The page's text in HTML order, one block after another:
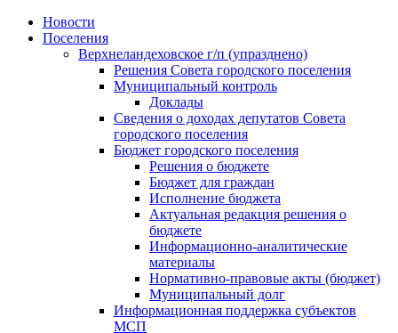
Skip
Новости
Поселения
Верхнеландеховское г/п (упразднено)
Решения Совета городского поселения
Муниципальный контроль
Доклады
Сведения о доходах депутатов Совета
городского поселения
Бюджет городского поселения
Решения о бюджете
Бюджет для граждан
Исполнение бюджета
Актуальная редакция решения о
бюджете
Информационно-аналитические
материалы
Нормативно-правовые акты (бюджет)
Муниципальный долг
Информационная поддержка субъектов
МСП